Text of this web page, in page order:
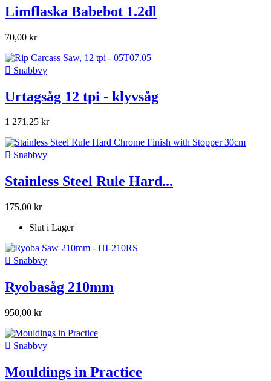
Limflaska Babebot 1.2dl
70,00 kr
 Snabbvy
Urtagsåg 12 tpi - klyvsåg
1 271,25 kr
 Snabbvy
Stainless Steel Rule Hard...
175,00 kr
Slut i Lager
 Snabbvy
Ryobasåg 210mm
950,00 kr
 Snabbvy
Mouldings in Practice